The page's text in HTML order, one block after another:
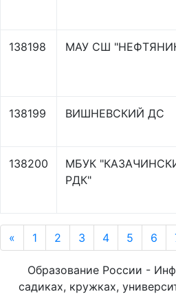
138198 МАУ СШ
138199 ВИШНЕВСКИЙ ДС
138200
МБУК
РДК"
« 1 2 3 4 5 6
Образование России -
садиках, кружках,